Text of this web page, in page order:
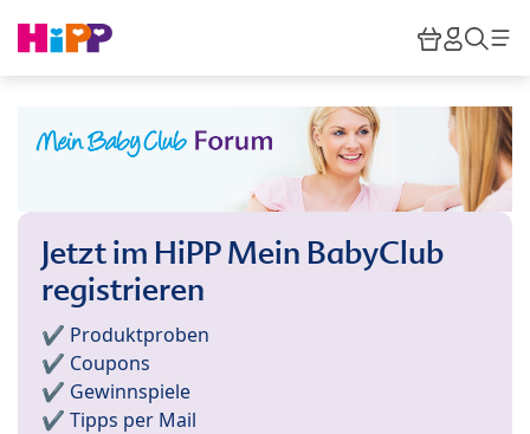
HiPP
Jetzt im HiPP Mein BabyClub
registrieren
✔️ Produktproben
✔️ Coupons
✔️ Gewinnspiele
✔️ Tipps per Mail